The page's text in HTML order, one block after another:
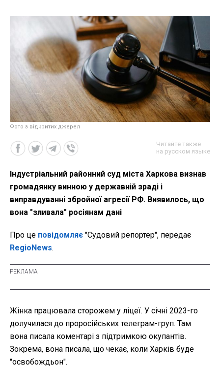
Фото з відкритих джерел
Читайте также
на русском языке
Індустріальний районний суд міста Харкова визнав
громадянку винною у державній зраді і
виправдуванні збройної агресії РФ. Виявилось, що
вона "зливала" росіянам дані
Про це повідомляє "Судовий репортер", передає
RegioNews.
Жінка працювала сторожем у ліцеї. У січні 2023-го
долучилася до проросійських телеграм-груп. Там
вона писала коментарі з підтримкою окупантів.
Зокрема, вона писала, що чекає, коли Харків буде
"освобождьон".